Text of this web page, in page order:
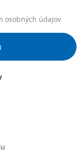
osobných údajov